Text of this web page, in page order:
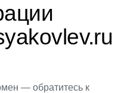
— обратитесь к